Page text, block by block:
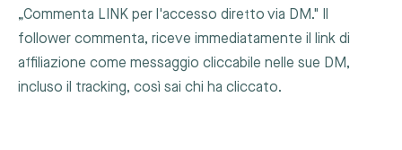
„Commenta LINK per l'accesso diretto via DM." Il
follower commenta, riceve immediatamente il link di
affiliazione come messaggio cliccabile nelle sue DM,
incluso il tracking, così sai chi ha cliccato.